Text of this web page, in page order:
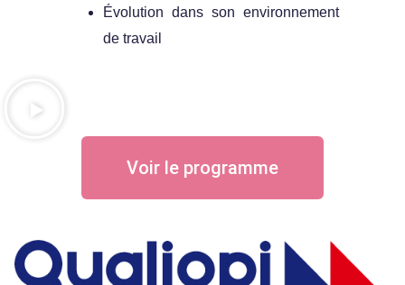
Évolution dans son environnement
de travail
Voir le programme